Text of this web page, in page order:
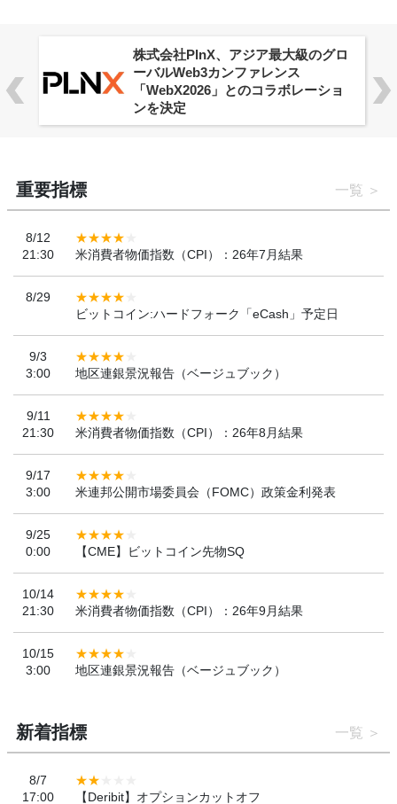
株式会社PlnX、アジア最大級のグロ
ーバルWeb3カンファレンス
「WebX2026」とのコラボレーショ
ンを決定
重要指標 一覧
8/12
21:30
米消費者物価指数（CPI）：26年7月結果
8/29
ビットコイン:ハードフォーク「eCash」予定日
9/3
3:00
地区連銀景況報告（ベージュブック）
9/11
21:30
米消費者物価指数（CPI）：26年8月結果
9/17
3:00
米連邦公開市場委員会（FOMC）政策金利発表
9/25
0:00
【CME】ビットコイン先物SQ
10/14
21:30
米消費者物価指数（CPI）：26年9月結果
10/15
3:00
地区連銀景況報告（ベージュブック）
新着指標 一覧
8/7
17:00
【Deribit】オプションカットオフ